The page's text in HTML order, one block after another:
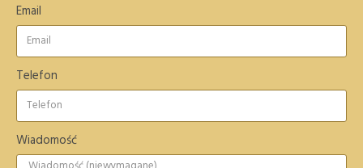
Email
Telefon
Wiadomość